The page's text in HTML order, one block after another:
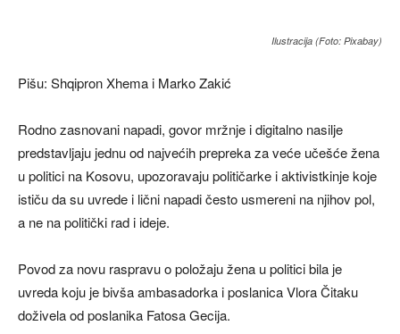
Ilustracija (Foto: Pixabay)
Pišu: Shqipron Xhema i Marko Zakić
Rodno zasnovani napadi, govor mržnje i digitalno nasilje
predstavljaju jednu od najvećih prepreka za veće učešće žena
u politici na Kosovu, upozoravaju političarke i aktivistkinje koje
ističu da su uvrede i lični napadi često usmereni na njihov pol,
a ne na politički rad i ideje.
Povod za novu raspravu o položaju žena u politici bila je
uvreda koju je bivša ambasadorka i poslanica Vlora Čitaku
doživela od poslanika Fatosa Gecija.